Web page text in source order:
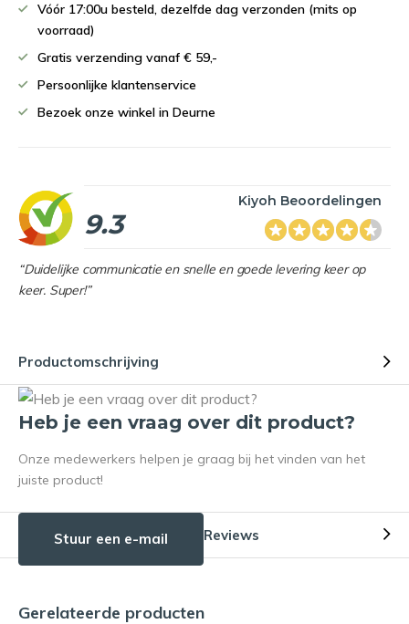
Vóór 17:00u besteld, dezelfde dag verzonden (mits op
voorraad)
Gratis verzending vanaf € 59,-
Persoonlijke klantenservice
Bezoek onze winkel in Deurne
9.3
Kiyoh Beoordelingen
“Duidelijke communicatie en snelle en goede levering keer op
keer. Super!”
Productomschrijving
Heb je een vraag over dit product?
Onze medewerkers helpen je graag bij het vinden van het
juiste product!
Stuur een e-mail Reviews
Gerelateerde producten